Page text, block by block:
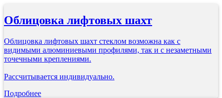
Облицовка лифтовых шахт
Облицовка лифтовых шахт стеклом возможна как с
видимыми алюминиевыми профилями, так и с незаметными
точечными креплениями.
Рассчитывается индивидуально.
Подробнее